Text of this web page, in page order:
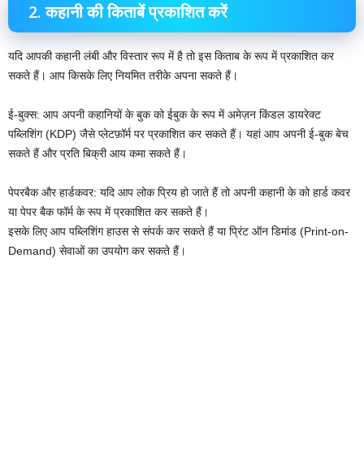
2. कहानी की किताबें प्रकाशित करें
यदि आपकी कहानी लंबी और विस्तार रूप में है तो इस किताब के रूप में प्रकाशित कर
सकते हैं। आप किसके लिए नियमित तरीके अपना सकते हैं।
ई-बुक्स: आप अपनी कहानियों के बुक को ईबुक के रूप में अमेज़न किंडल डायरेक्ट
पब्लिशिंग (KDP) जैसे प्लेटफ़ॉर्म पर प्रकाशित कर सकते हैं। यहां आप अपनी ई-बुक बेच
सकते हैं और प्रति बिक्री आय कमा सकते हैं।
पेपरबैक और हार्डकवर: यदि आप लोक प्रिय हो जाते हैं तो अपनी कहानी के को हार्ड कवर
या पेपर बैक फॉर्म के रूप में प्रकाशित कर सकते हैं।
इसके लिए आप पब्लिशिंग हाउस से संपर्क कर सकते हैं या प्रिंट ऑन डिमांड (Print-on-
Demand) सेवाओं का उपयोग कर सकते हैं।